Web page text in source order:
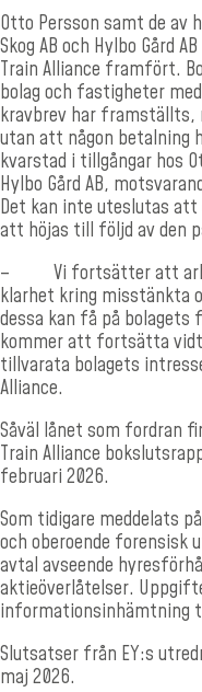
Otto Persson samt de av
Skog AB och Hylbo Gård
Train Alliance framfört.
bolag och fastigheter
kravbrev har
utan att någon betalning
kvarstad i tillgångar hos
Hylbo Gård AB,
Det kan inte uteslutas
att höjas till följd av den
–
Vi fortsätter att
klarhet kring misstänkta
dessa kan få på bolagets
kommer att fortsätta
tillvarata bolagets
Alliance.
Såväl lånet som fordran
Train Alliance
februari 2026.
Som tidigare meddelats
och oberoende forensisk
avtal avseende
aktieöverlåtelser.
informationsinhämtning
Slutsatser från EY:s
maj 2026.